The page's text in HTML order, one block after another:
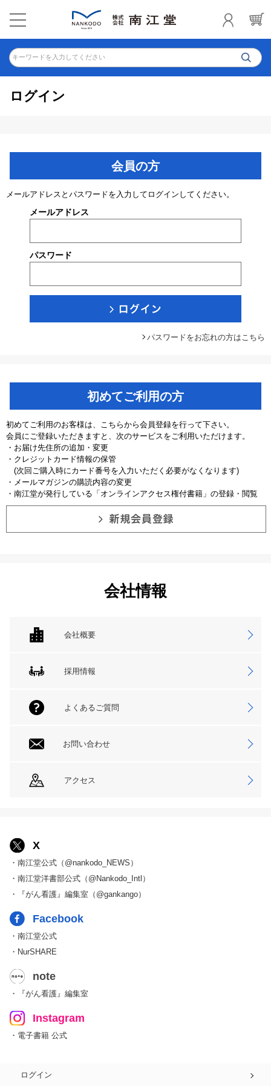
キーワードを入力してください
ログイン
会員の方
メールアドレスとパスワードを入力してログインしてください。
メールアドレス
パスワード
パスワードをお忘れの方はこちら
初めてご利用の方
初めてご利用のお客様は、こちらから会員登録を行って下さい。
会員にご登録いただきますと、次のサービスをご利用いただけます。
・お届け先住所の追加・変更
・クレジットカード情報の保管
(次回ご購入時にカード番号を入力いただく必要がなくなります)
・メールマガジンの購読内容の変更
・南江堂が発行している「オンラインアクセス権付書籍」の登録・閲覧
会社情報
会社概要
採用情報
よくあるご質問
お問い合わせ
アクセス
X
・南江堂公式（@nankodo_NEWS）
・南江堂洋書部公式（@Nankodo_Intl）
・『がん看護』編集室（@gankango）
Facebook
・南江堂公式
・NurSHARE
note
・『がん看護』編集室
Instagram
・電子書籍 公式
ログイン